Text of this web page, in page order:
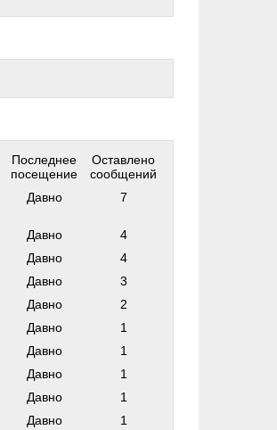
Последнее
посещение
Оставлено
сообщений
Давно 7
Давно
4
Давно
4
Давно
3
Давно
2
Давно
1
Давно
1
Давно
1
Давно
1
Давно
1